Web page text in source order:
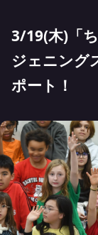
3/19(木)「
ジェニング
ポート！